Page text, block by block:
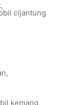
,
cijantung
,
kemang,